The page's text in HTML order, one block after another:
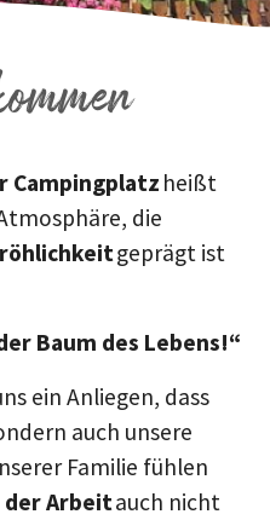
heißt
die
geprägt ist
Baum des Lebens!“
ein Anliegen, dass
auch unsere
Familie fühlen
der Arbeitauch nicht